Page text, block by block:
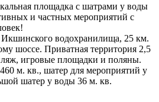
площадка с шатрами у воды
и частных мероприятий с
Икшинского водохранилища, 25 км.
шоссе. Приватная территория 2,5
игровые площадки и поляны.
м. кв., шатер для мероприятий у
шатер у воды 36 м. кв.